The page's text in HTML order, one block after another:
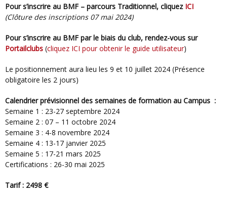
Pour s’inscrire au BMF – parcours Traditionnel, cliquez ICI
(Clôture des inscriptions 07 mai 2024)
Pour s’inscrire au BMF par le biais du club, rendez-vous sur
Portailclubs (cliquez ICI pour obtenir le guide utilisateur)
Le positionnement aura lieu les 9 et 10 juillet 2024 (Présence
obligatoire les 2 jours)
Calendrier prévisionnel des semaines de formation au Campus :
Semaine 1 : 23-27 septembre 2024
Semaine 2 : 07 – 11 octobre 2024
Semaine 3 : 4-8 novembre 2024
Semaine 4 : 13-17 janvier 2025
Semaine 5 : 17-21 mars 2025
Certifications : 26-30 mai 2025
Tarif : 2498 €